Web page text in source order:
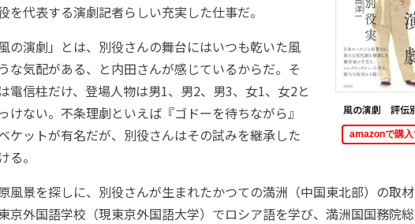
風の演劇 評伝
amazonで購入
を代表する演劇記者らしい充実した仕事だ。
の演劇」とは、別役さんの舞台にはいつも乾いた風
な気配がある、と内田さんが感じているからだ。そ
電信柱だけ、登場人物は男1、男2、男3、女1、女2と
けない。不条理劇といえば『ゴドーを待ちながら』
ケットが有名だが、別役さんはその試みを継承した
る。
風景を探しに、別役さんが生まれたかつての満洲（中国東北部）の取
京外国語学校（現東京外国語大学）でロシア語を学び、満洲国国務院